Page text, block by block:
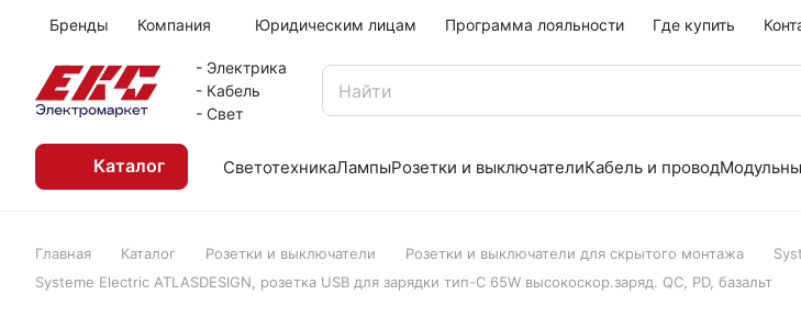
Бренды Компания Юридическим лицам Программа лояльности Где купить
- Электрика
- Кабель
- Свет
Каталог СветотехникаЛампыРозетки и выключателиКабель и провод
Главная Каталог Розетки и выключатели Розетки и выключатели для скрытого монтажа
Systeme Electric ATLASDESIGN, розетка USB для зарядки тип-С 65W высокоскор.заряд. QC, PD, базальт